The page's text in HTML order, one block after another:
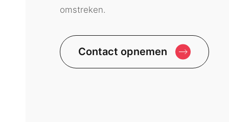
omstreken.
Contact opnemen